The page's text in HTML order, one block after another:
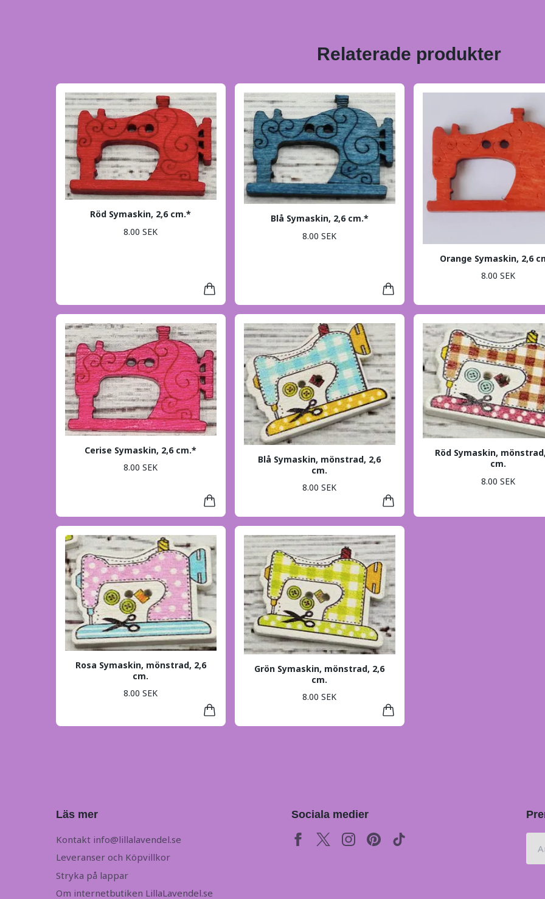
Relaterade produkter
Röd Symaskin, 2,6 cm.*
8.00 SEK
Blå Symaskin, 2,6 cm.*
8.00 SEK
Orange Symaskin, 2,6
8.00 SEK
Cerise Symaskin, 2,6 cm.*
8.00 SEK
Blå Symaskin, mönstrad, 2,6
cm.
8.00 SEK
Röd Symaskin,
cm.
8.00 SEK
Rosa Symaskin, mönstrad, 2,6
cm.
8.00 SEK
Grön Symaskin, mönstrad, 2,6
cm.
8.00 SEK
Läs mer
Kontakt info@lillalavendel.se
Leveranser och Köpvillkor
Stryka på lappar
Om internetbutiken LillaLavendel.se
Sociala medier